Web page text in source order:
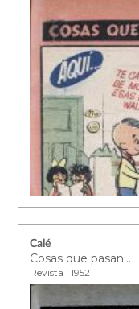
Calé
Cosas que pasan...
Revista | 1952